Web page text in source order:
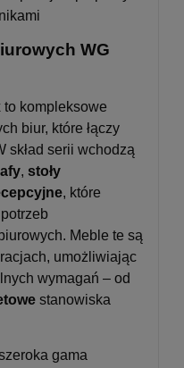
WG
to kompleksowe
biur, które łączy
skład serii wchodzą
, stoły
, które
Meble te są
umożliwiając
wymagań – od
stanowiska
gama